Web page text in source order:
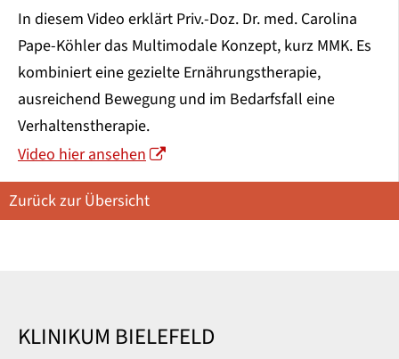
In diesem Video erklärt Priv.-Doz. Dr. med. Carolina
Pape-Köhler das Multimodale Konzept, kurz MMK. Es
kombiniert eine gezielte Ernährungstherapie,
ausreichend Bewegung und im Bedarfsfall eine
Verhaltenstherapie.
Video hier ansehen
Zurück zur Übersicht
KLINIKUM BIELEFELD